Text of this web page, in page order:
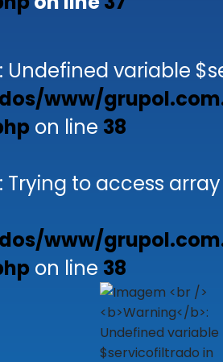
Undefined variable
www/
on line 38
Trying to access
www/
on line 38